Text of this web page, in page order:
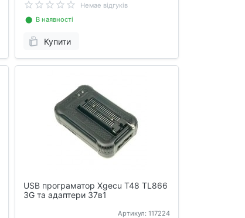
Немае відгуків
⬤ В наявності
Купити
USB програматор Xgecu T48 TL866
3G та адаптери 37в1
Артикул: 117224